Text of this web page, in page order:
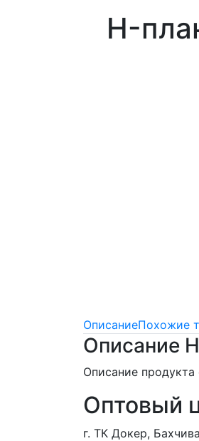
H-
ОписаниеПохожие
Описание
Описание
Оптовый
г. ТК Докер,